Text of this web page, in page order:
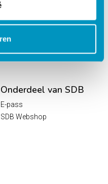
Onderdeel van SDB
E-pass
SDB Webshop